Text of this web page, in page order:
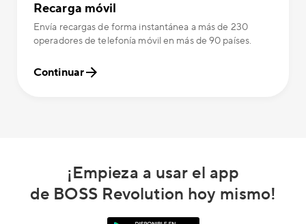
Recarga móvil
Envía recargas de forma instantánea a más de 230
operadores de telefonía móvil en más de 90 países.
Continuar
¡Empieza a usar el app
de BOSS Revolution hoy mismo!